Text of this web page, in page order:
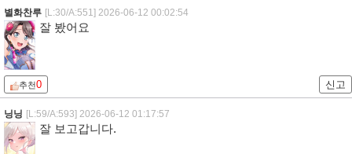
별화찬루 [L:30/A:551] 2026-06-12 00:02:54
잘 봤어요
추천0 신고
닝닝 [L:59/A:593] 2026-06-12 01:17:57
잘 보고갑니다.